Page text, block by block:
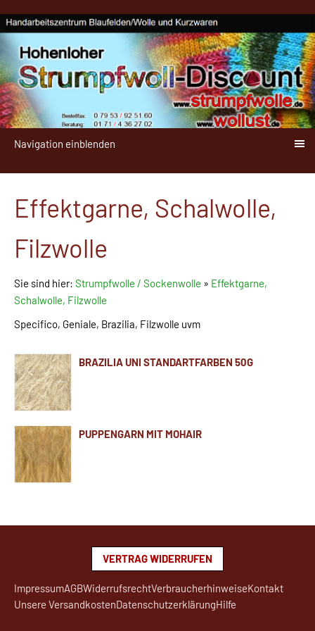
Navigation einblenden
Effektgarne, Schalwolle,
Filzwolle
Sie sind hier: Strumpfwolle / Sockenwolle » Effektgarne,
Schalwolle, Filzwolle
Specifico, Geniale, Brazilia, Filzwolle uvm
BRAZILIA UNI STANDARTFARBEN 50G
PUPPENGARN MIT MOHAIR
VERTRAG WIDERRUFEN
ImpressumAGBWiderrufsrechtVerbraucherhinweiseKontakt
Unsere VersandkostenDatenschutzerklärungHilfe